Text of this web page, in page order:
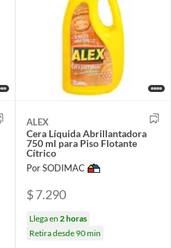
ALEX
Cera Líquida Abrillantadora
750 ml para Piso Flotante
Cítrico
Por SODIMAC
$ 7.290
Llega en 2 horas
Retira desde 90 min